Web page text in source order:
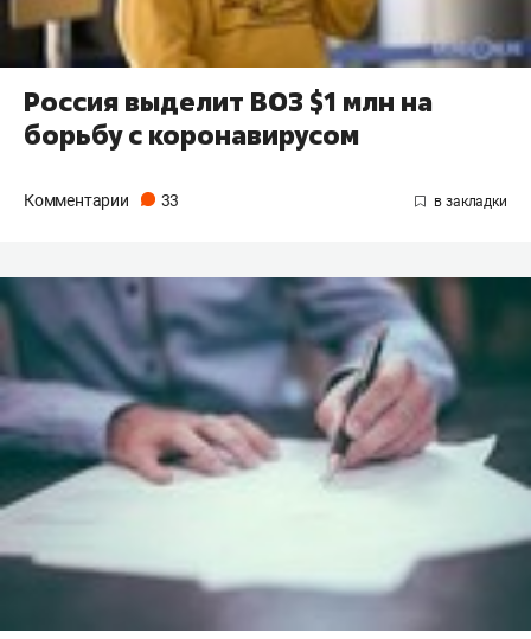
Россия выделит ВОЗ $1 млн на
борьбу с коронавирусом
Комментарии 33